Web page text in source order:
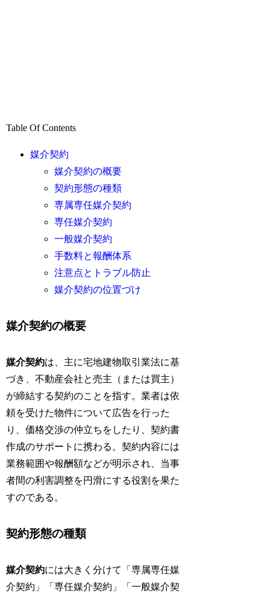
Table Of Contents
媒介契約
媒介契約の概要
契約形態の種類
専属専任媒介契約
専任媒介契約
一般媒介契約
手数料と報酬体系
注意点とトラブル防止
媒介契約の位置づけ
媒介契約の概要
媒介契約は、主に宅地建物取引業法に基
づき、不動産会社と売主（または買主）
が締結する契約のことを指す。業者は依
頼を受けた物件について広告を行った
り、価格交渉の仲立ちをしたり、契約書
作成のサポートに携わる。契約内容には
業務範囲や報酬額などが明示され、当事
者間の利害調整を円滑にする役割を果た
すのである。
契約形態の種類
媒介契約には大きく分けて「専属専任媒
介契約」「専任媒介契約」「一般媒介契